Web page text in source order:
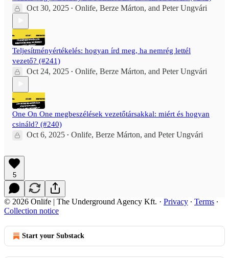
Oct 30, 2025 • Onlife, Berze Márton, and Peter Ungvári
Teljesítményértékelés: hogyan írd meg, ha nemrég lettél
vezető? (#241)
Oct 24, 2025 • Onlife, Berze Márton, and Peter Ungvári
One On One megbeszélések vezetőtársakkal: miért és hogyan
csináld? (#240)
Oct 6, 2025 • Onlife, Berze Márton, and Peter Ungvári
5
© 2026 Onlife | The Underground Agency Kft. · Privacy ∙ Terms ∙
Collection notice
Start your Substack